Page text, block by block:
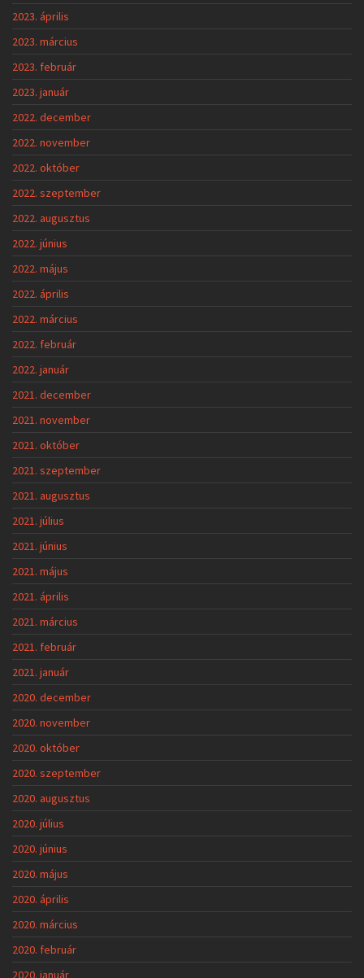
2023. április
2023. március
2023. február
2023. január
2022. december
2022. november
2022. október
2022. szeptember
2022. augusztus
2022. június
2022. május
2022. április
2022. március
2022. február
2022. január
2021. december
2021. november
2021. október
2021. szeptember
2021. augusztus
2021. július
2021. június
2021. május
2021. április
2021. március
2021. február
2021. január
2020. december
2020. november
2020. október
2020. szeptember
2020. augusztus
2020. július
2020. június
2020. május
2020. április
2020. március
2020. február
2020. január